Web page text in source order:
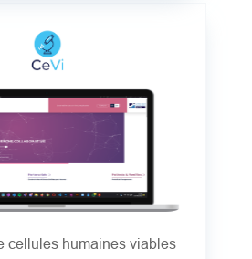
cellules humaines viables